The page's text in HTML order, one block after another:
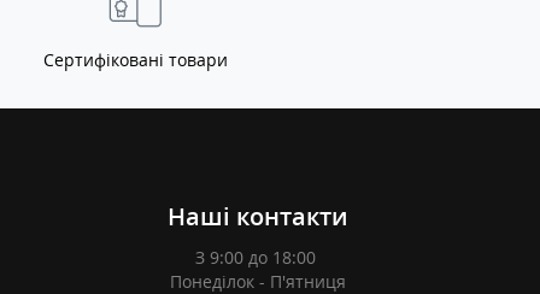
Сертифіковані товари
Наші контакти
З 9:00 до 18:00
Понеділок - П'ятниця